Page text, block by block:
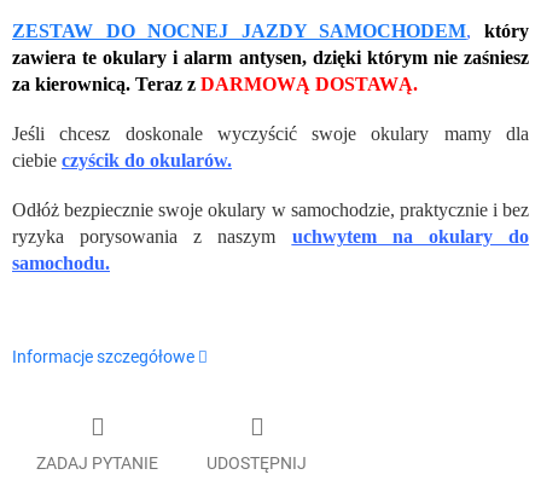
ZESTAW DO NOCNEJ JAZDY SAMOCHODEM,
który
zawiera te okulary i alarm antysen, dzięki którym nie zaśniesz
za kierownicą. Teraz z DARMOWĄ DOSTAWĄ.
Jeśli chcesz doskonale wyczyścić swoje okulary mamy dla
ciebie czyścik do okularów.
Odłóż bezpiecznie swoje okulary w samochodzie, praktycznie i bez
ryzyka porysowania z naszym uchwytem na okulary do
samochodu.
Informacje szczegółowe
ZADAJ PYTANIE UDOSTĘPNIJ